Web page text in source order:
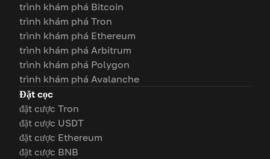
trình khám phá Bitcoin
trình khám phá Tron
trình khám phá Ethereum
trình khám phá Arbitrum
trình khám phá Polygon
trình khám phá Avalanche
Đặt cọc
đặt cược Tron
đặt cược USDT
đặt cược Ethereum
đặt cược BNB